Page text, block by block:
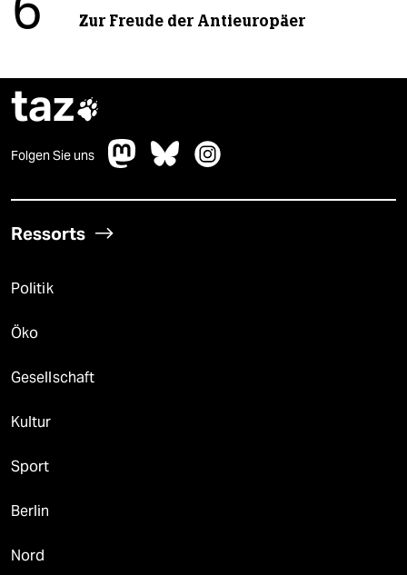
6 Zur Freude der Antieuropäer
taz
Folgen Sie uns
Ressorts
Politik
Öko
Gesellschaft
Kultur
Sport
Berlin
Nord